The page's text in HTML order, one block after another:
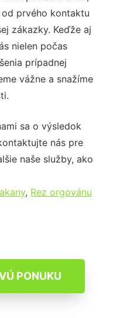
prvého kontaktu
zákazky. Keďže aj
nielen počas
prípadnej
vážne a snažíme
sa o výsledok
nás pre
naše služby, ako
, Rez orgovánu
PONUKU